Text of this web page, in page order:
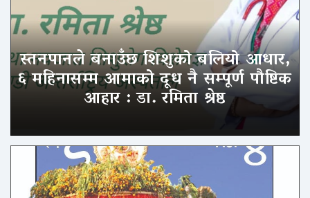
स्तनपानले बनाउँछ शिशुको बलियो आधार,
६ महिनासम्म आमाको दूध नै सम्पूर्ण पौष्टिक
आहार : डा. रमिता श्रेष्ठ